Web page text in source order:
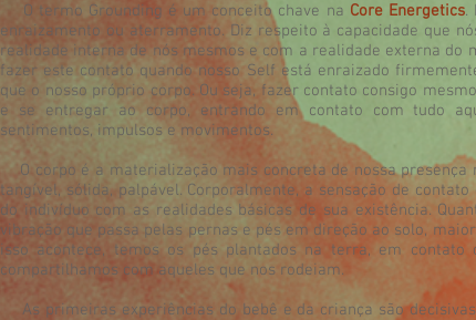
O termo Grounding é um conceito chave na Core Energetics.
enraizamento ou aterramento. Diz respeito à capacidade que
realidade interna de nós mesmos e com a realidade externa do
fazer este contato quando nosso Self está enraizado
que o nosso próprio corpo. Ou seja, fazer contato consigo
e se entregar ao corpo, entrando em contato com tudo
sentimentos, impulsos e movimentos.
O corpo é a materialização mais concreta de nossa presença
tangível, sólida, palpável. Corporalmente, a sensação de
do indivíduo com as realidades básicas de sua existência.
vibração que passa pelas pernas e pés em direção ao solo,
isso acontece, temos os pés plantados na terra, em
compartilhamos com aqueles que nos rodeiam.
As primeiras experiências do bebê e da criança são